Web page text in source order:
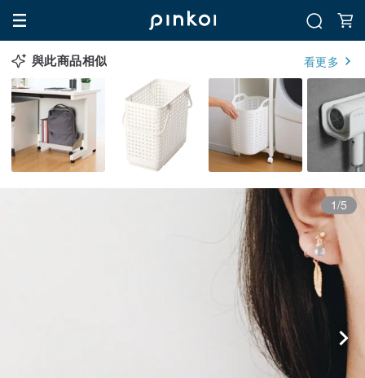
與此商品相似 看更多
1/5